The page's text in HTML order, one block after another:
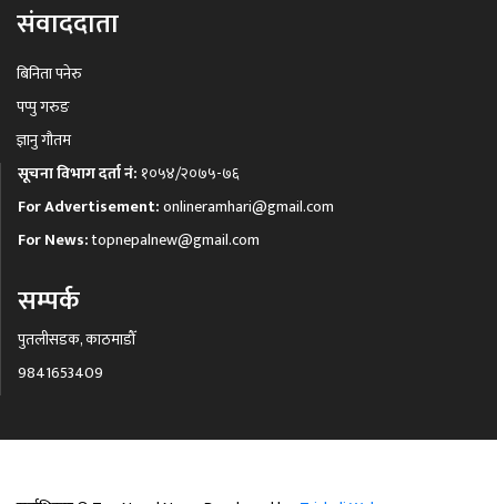
संवाददाता
बिनिता पनेरु
पप्पु गरुङ
ज्ञानु गौतम
सूचना विभाग दर्ता नं: १०५४/२०७५-७६
For Advertisement:onlineramhari@gmail.com
For News:topnepalnew@gmail.com
सम्पर्क
पुतलीसडक, काठमाडौँ
9841653409